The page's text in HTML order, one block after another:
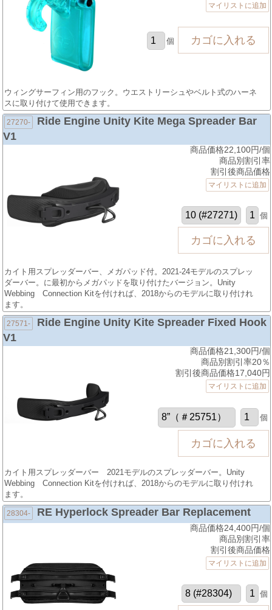
マイリストに追加
個
ウィングサーフィン用のフック。ウエストリーシュやベルト式のハーネ
スに取り付けて使用できます。
27270-
Ride Engine Unity Kite Mega Spreader Bar
V1
商品価格22,100円/個
商品別割引率
割引後商品価格
マイリストに追加
個
カイト用スプレッダーバー、メガパッド付。2021-24モデルのスプレッ
ダーバー。に最初からメガパッドを取り付けたバージョン。Unity
Webbing Connection Kitを付ければ、2018からのモデルに取り付けれ
ます。
27571-
Ride Engine Unity Kite Spreader Fixed Hook
V1
商品価格21,300円/個
商品別割引率20％
割引後商品価格17,040円
マイリストに追加
個
カイト用スプレッダーバー 2021モデルのスプレッダーバー。Unity
Webbing Connection Kitを付ければ、2018からのモデルに取り付けれ
ます。
28304- RE Hyperlock Spreader Bar Replacement
商品価格24,400円/個
商品別割引率
割引後商品価格
マイリストに追加
個